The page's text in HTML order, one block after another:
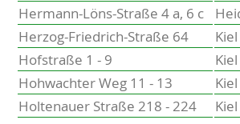
Hermann-Löns-Straße 4 a, 6 c
Herzog-Friedrich-Straße 64
Kiel
Hofstraße 1 - 9
Kiel
Hohwachter Weg 11 - 13
Kiel
Holtenauer Straße 218 - 224
Kiel